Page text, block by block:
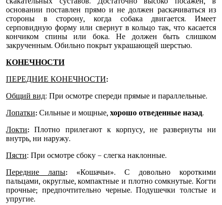
основании поставлен прямо и не должен раскачиваться из
стороны в сторону, когда собака двигается. Имеет
серповидную форму или свернут в кольцо так, что касается
кончиком спины или бока. Не должен быть слишком
закрученным. Обильно покрыт украшающей шерстью.
КОНЕЧНОСТИ
ПЕРЕДНИЕ КОНЕЧНОСТИ:
Общий вид: При осмотре спереди прямые и параллельные.
Лопатки: Сильные и мощные, хорошо отведенные назад.
Локти: Плотно прилегают к корпусу, не развернуты ни
внутрь, ни наружу.
Пясти: При осмотре сбоку – слегка наклонные.
Передние лапы: «Кошачьи». С довольно короткими
пальцами, округлые, компактные и плотно сомкнутые. Когти
прочные; предпочтительно черные. Подушечки толстые и
упругие.